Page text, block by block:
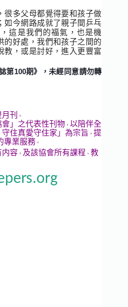
很多父母都覺得要和孩子做
如今網路成就了親子間乒乓
這是我們的福氣，也是機
的好處，我們和孩子之間的
教，或是討好，進入更豐富
第100期》，未經同意請勿轉
刊 。
」之代表性刊物 ，以陪伴全
住真愛守住家」為宗旨 ，提
專業服務 。
内容 ， 及該協會所有課程 、 教